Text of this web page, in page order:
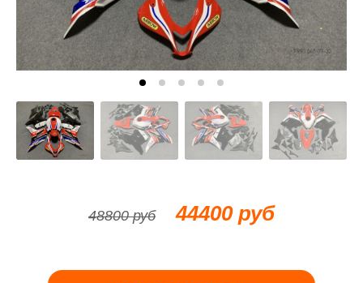
48800 руб 44400 руб